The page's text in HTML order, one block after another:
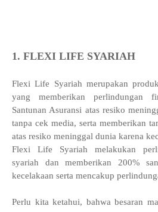
1. FLEXI LIFE SYARIAH
Flexi Life Syariah merupakan
yang memberikan perlindungan
Santunan Asuransi atas resiko
tanpa cek media, serta memberikan
atas resiko meninggal dunia karena
Flexi Life Syariah melakukan
syariah dan memberikan 200%
kecelakaan serta mencakup
Perlu kita ketahui, bahwa besaran